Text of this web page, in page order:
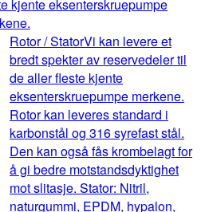
kjente eksenterskruepumpe
Rotor / StatorVi kan levere et
bredt spekter av reservedeler til
de aller fleste kjente
eksenterskruepumpe merkene.
Rotor kan leveres standard i
karbonstål og 316 syrefast stål.
Den kan også fås krombelagt for
å gi bedre motstandsdyktighet
mot slitasje. Stator: Nitril,
naturgummi, EPDM, hypalon,